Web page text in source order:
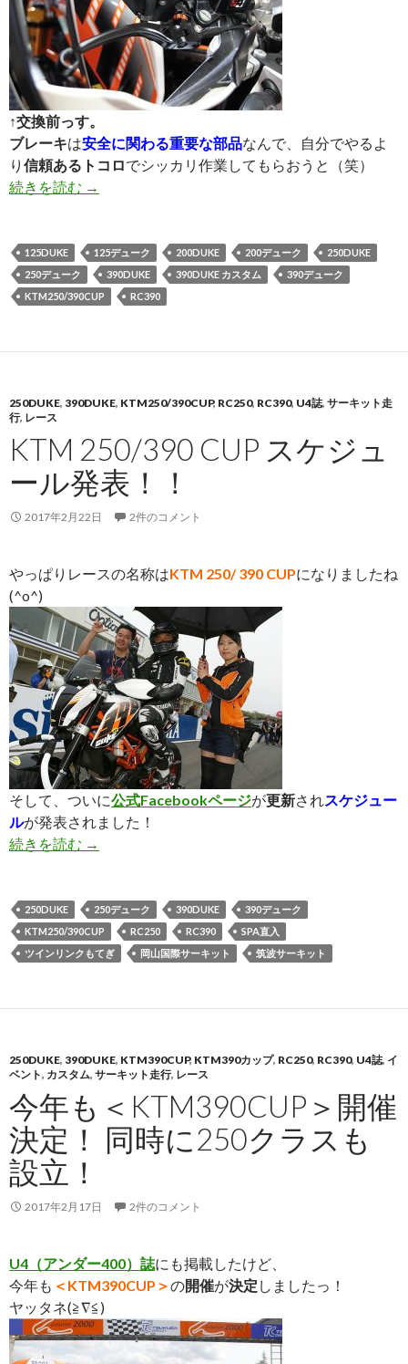
↑交換前っす。
ブレーキは安全に関わる重要な部品なんで、自分でやるよ
り 信頼あるトコロでシッカリ作業してもらおうと（笑）
続きを読む GALE SPEED マスターシリンダー導入＜装着編＞
→
125DUKE 125デューク 200DUKE 200デューク
250DUKE
250デューク
390DUKE 390DUKE カスタム
390デューク
KTM250/390CUP
RC390
250DUKE, 390DUKE, KTM250/390CUP, RC250, RC390, U4誌, サーキット走
行, レース
KTM 250/390 CUP スケジュ
ール発表！！
2017年2月22日 2件のコメント
やっぱりレースの名称はKTM 250/ 390 CUPになりましたね
(^o^)
そして、ついに公式Facebookページが更新され スケジュー
ルが発表されました！
続きを読む KTM 250/390 CUP スケジュール発表！！
→
250DUKE 250デューク 390DUKE
390デューク
KTM250/390CUP
RC250 RC390
SPA直入
ツインリンクもてぎ
岡山国際サーキット 筑波サーキット
250DUKE, 390DUKE, KTM390CUP, KTM390カップ, RC250, RC390, U4誌, イ
ベント, カスタム, サーキット走行, レース
今年も＜KTM390CUP＞開催
決定！ 同時に250クラスも
設立！
2017年2月17日 2件のコメント
U4（アンダー400）誌にも掲載したけど、
今年も ＜KTM390CUP＞の開催が決定 しましたっ！
ヤッタネ(≧∇≦)